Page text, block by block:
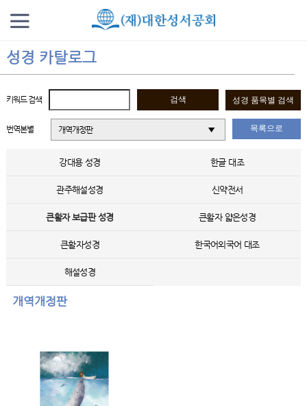
성경 카탈로그
키워드 검색
번역본별 개역개정판 목록으로
강대용 성경 한글 대조
관주해설성경 신약전서
큰활자 보급판 성경 큰활자 얇은성경
큰활자성경 한국어외국어 대조
해설성경
개역개정판